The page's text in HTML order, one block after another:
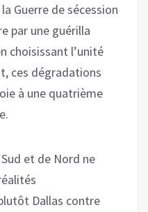
Guerre de sécession
par une guérilla
choisissant l’unité
ces dégradations
à une quatrième
et de Nord ne
Dallas contre